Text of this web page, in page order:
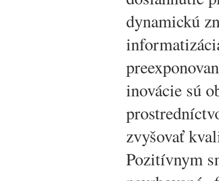
dynamickú
inovácie sú
zvyšovať
Pozitívnym